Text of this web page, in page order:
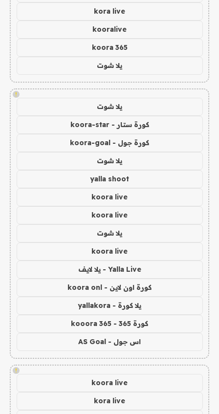
kora live
kooralive
koora 365
يلا شوت
!
يلا شوت
كورة ستار - koora-star
كورة جول - koora-goal
يلا شوت
yalla shoot
koora live
koora live
يلا شوت
koora live
Yalla Live - يلا لايف
كورة اون لاين - koora onl
يلا كورة - yallakora
كورة 365 - kooora 365
اس جول - AS Goal
!
koora live
kora live